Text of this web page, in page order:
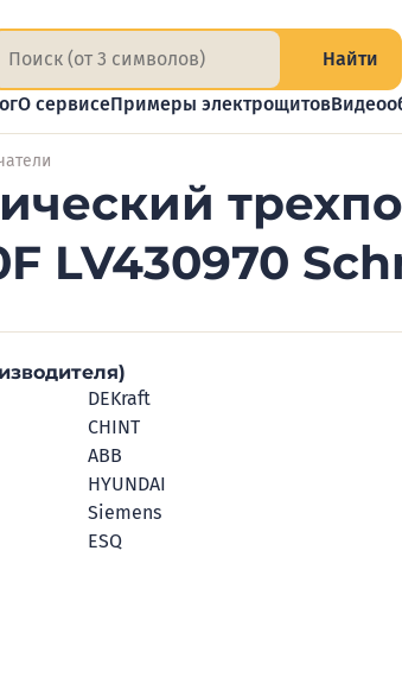
Найти
О сервисеПримеры электрощитов
LV430970
DEKraft
CHINT
ABB
HYUNDAI
Siemens
ESQ